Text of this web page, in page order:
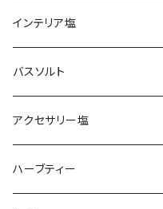
ヒマラヤ岩塩
ピンク
イエロー
ブレンド塩
アンデス岩塩
ペルー天日塩
インテリア塩
岩塩ランプ
岩塩キャンドルホルダー
バスソルト
アクセサリー塩
ハーブティー